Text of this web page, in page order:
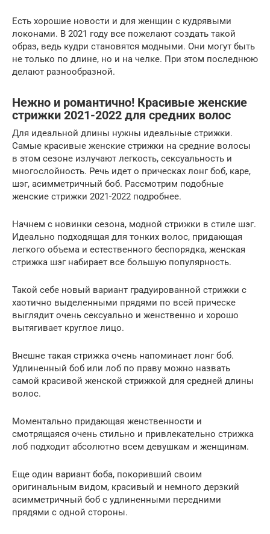
Есть хорошие новости и для женщин с кудрявыми
локонами. В 2021 году все пожелают создать такой
образ, ведь кудри становятся модными. Они могут быть
не только по длине, но и на челке. При этом последнюю
делают разнообразной.
Нежно и романтично! Красивые женские
стрижки 2021-2022 для средних волос
Для идеальной длины нужны идеальные стрижки.
Самые красивые женские стрижки на средние волосы
в этом сезоне излучают легкость, сексуальность и
многослойность. Речь идет о прическах лонг боб, каре,
шэг, асимметричный боб. Рассмотрим подобные
женские стрижки 2021-2022 подробнее.
Начнем с новинки сезона, модной стрижки в стиле шэг.
Идеально подходящая для тонких волос, придающая
легкого объема и естественного беспорядка, женская
стрижка шэг набирает все большую популярность.
Такой себе новый вариант градуированной стрижки с
хаотично выделенными прядями по всей прическе
выглядит очень сексуально и женственно и хорошо
вытягивает круглое лицо.
Внешне такая стрижка очень напоминает лонг боб.
Удлиненный боб или лоб по праву можно назвать
самой красивой женской стрижкой для средней длины
волос.
Моментально придающая женственности и
смотрящаяся очень стильно и привлекательно стрижка
лоб подходит абсолютно всем девушкам и женщинам.
Еще один вариант боба, покоривший своим
оригинальным видом, красивый и немного дерзкий
асимметричный боб с удлиненными передними
прядями с одной стороны.